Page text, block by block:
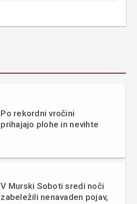
Po rekordni vročini
prihajajo plohe in nevihte
V Murski Soboti sredi noči
zabeležili nenavaden pojav,